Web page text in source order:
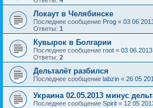
Локаут в Челябинске
Последнее сообщение Prog « 03 06
Ответы: 1
Кувырок в Болгарии
Последнее сообщение root « 03 06
Ответы: 2
Дельталёт разбился
Последнее сообщение labzin « 26 05
Украина 02.05.2013 минус
Последнее сообщение Spirit « 12 05